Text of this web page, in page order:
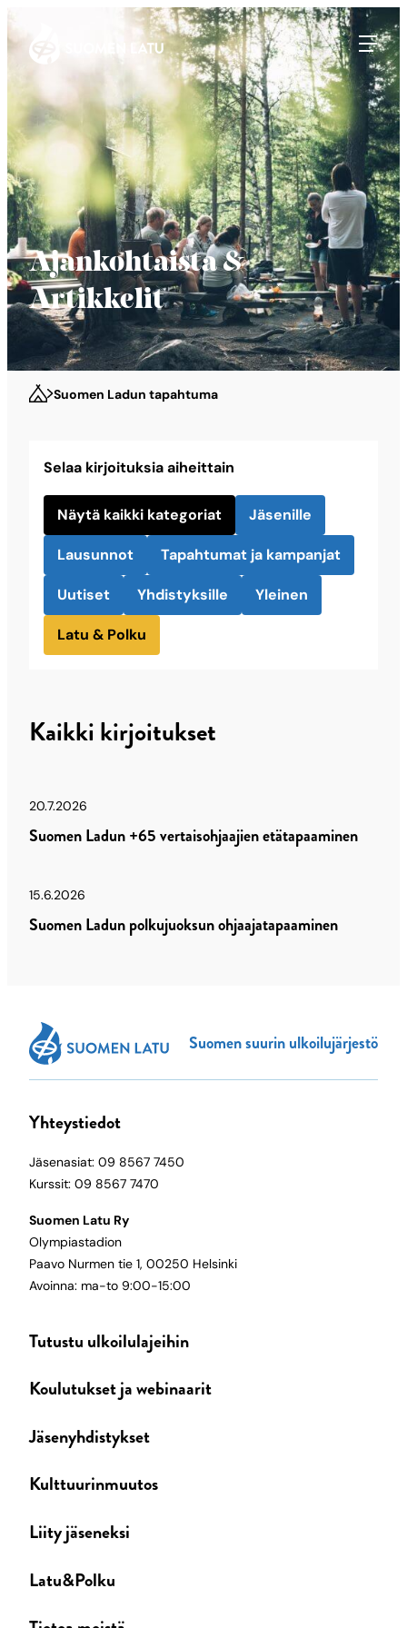
suoraan
Ajankohtaista &
Artikkelit
Suomen Ladun tapahtuma
Selaa kirjoituksia aiheittain
Näytä kaikki kategoriat Jäsenille
Lausunnot Tapahtumat ja kampanjat
Uutiset Yhdistyksille Yleinen
Latu & Polku
Kaikki kirjoitukset
20.7.2026
Suomen Ladun +65 vertaisohjaajien etätapaaminen
15.6.2026
Suomen Ladun polkujuoksun ohjaajatapaaminen
Suomen suurin ulkoilujärjestö
Yhteystiedot
Jäsenasiat: 09 8567 7450
Kurssit: 09 8567 7470
Suomen Latu Ry
Olympiastadion
Paavo Nurmen tie 1, 00250 Helsinki
Avoinna: ma-to 9:00-15:00
Tutustu ulkoilulajeihin
Koulutukset ja webinaarit
Jäsenyhdistykset
Kulttuurinmuutos
Liity jäseneksi
Latu&Polku